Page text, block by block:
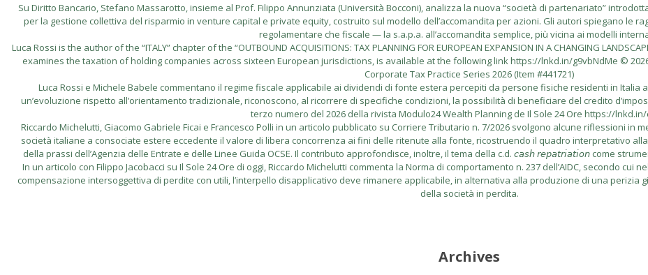
Su Diritto Bancario, Stefano Massarotto, insieme al Prof. Filippo Annunziata (Università Bocconi), analizza la nuova “società di partenariato”
per la gestione collettiva del risparmio in venture capital e private equity, costruito sul modello dell’accomandita per azioni. Gli autori spiegano le
regolamentare che fiscale — la s.a.p.a. all’accomandita semplice, più vicina ai modelli
Luca Rossi is the author of the “ITALY” chapter of the “OUTBOUND ACQUISITIONS: TAX PLANNING FOR EUROPEAN EXPANSION IN A CHANGING
examines the taxation of holding companies across sixteen European jurisdictions, is available at the following link https://lnkd.in/g9vbNdMe ©
Corporate Tax Practice Series 2026 (Item #441721)
Luca Rossi e Michele Babele commentano il regime fiscale applicabile ai dividendi di fonte estera percepiti da persone fisiche residenti in
un’evoluzione rispetto all’orientamento tradizionale, riconoscono, al ricorrere di specifiche condizioni, la possibilità di beneficiare del credito
terzo numero del 2026 della rivista Modulo24 Wealth Planning de Il Sole 24 Ore https://lnkd.in/
Riccardo Michelutti, Giacomo Gabriele Ficai e Francesco Polli in un articolo pubblicato su Corriere Tributario n. 7/2026 svolgono alcune riflessioni in
società italiane a consociate estere eccedente il valore di libera concorrenza ai fini delle ritenute alla fonte, ricostruendo il quadro interpretativo
della prassi dell’Agenzia delle Entrate e delle Linee Guida OCSE. Il contributo approfondisce, inoltre, il tema della c.d. 𝘤𝘢𝘴𝘩 𝘳𝘦𝘱𝘢𝘵𝘳𝘪𝘢𝘵𝘪𝘰𝘯 come
In un articolo con Filippo Jacobacci su Il Sole 24 Ore di oggi, Riccardo Michelutti commenta la Norma di comportamento n. 237 dell’AIDC, secondo
compensazione intersoggettiva di perdite con utili, l’interpello disapplicativo deve rimanere applicabile, in alternativa alla produzione di una
della società in perdita.
Archives